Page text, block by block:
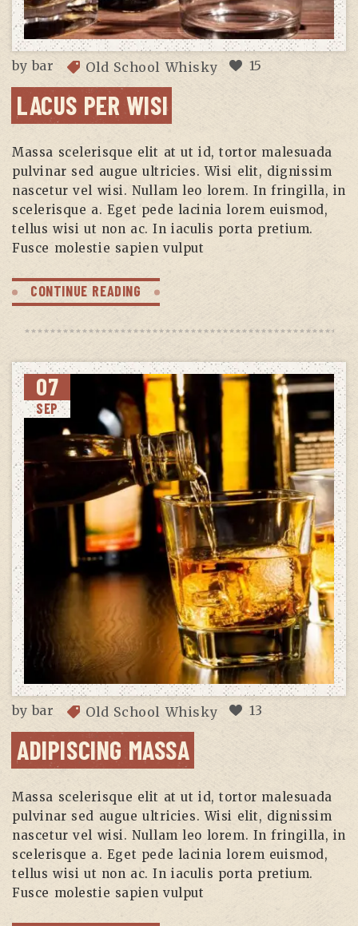
bybar Old School Whisky 15
LACUS PER WISI
Massa scelerisque elit at ut id, tortor malesuada
pulvinar sed augue ultricies. Wisi elit, dignissim
nascetur vel wisi. Nullam leo lorem. In fringilla, in
scelerisque a. Eget pede lacinia lorem euismod,
tellus wisi ut non ac. In iaculis porta pretium.
Fusce molestie sapien vulput
CONTINUE READING
07
SEP
bybar Old School Whisky 13
ADIPISCING MASSA
Massa scelerisque elit at ut id, tortor malesuada
pulvinar sed augue ultricies. Wisi elit, dignissim
nascetur vel wisi. Nullam leo lorem. In fringilla, in
scelerisque a. Eget pede lacinia lorem euismod,
tellus wisi ut non ac. In iaculis porta pretium.
Fusce molestie sapien vulput